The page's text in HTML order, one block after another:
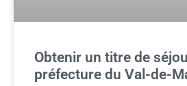
Obtenir un titre de
préfecture du Val-de-